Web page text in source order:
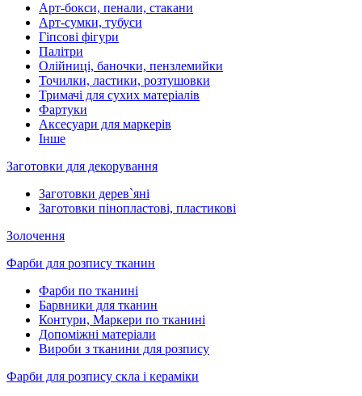
Арт-бокси, пенали, стакани
Арт-сумки, тубуси
Гіпсові фігури
Палітри
Олійниці, баночки, пензлемийки
Точилки, ластики, розтушовки
Тримачі для сухих матеріалів
Фартуки
Аксесуари для маркерів
Інше
Заготовки для декорування
Заготовки дерев`яні
Заготовки пінопластові, пластикові
Золочення
Фарби для розпису тканин
Фарби по тканині
Барвники для тканин
Контури, Маркери по тканині
Допоміжні матеріали
Вироби з тканини для розпису
Фарби для розпису скла і кераміки